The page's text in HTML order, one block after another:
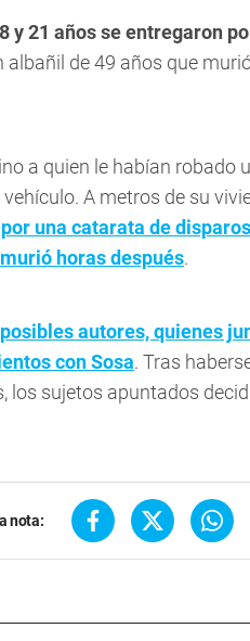
y 21 años se entregaron
albañil de 49 años que
a quien le habían robado
A metros de su
una catarata de
horas después.
autores, quienes
con Sosa. Tras
los sujetos apuntados
nota: